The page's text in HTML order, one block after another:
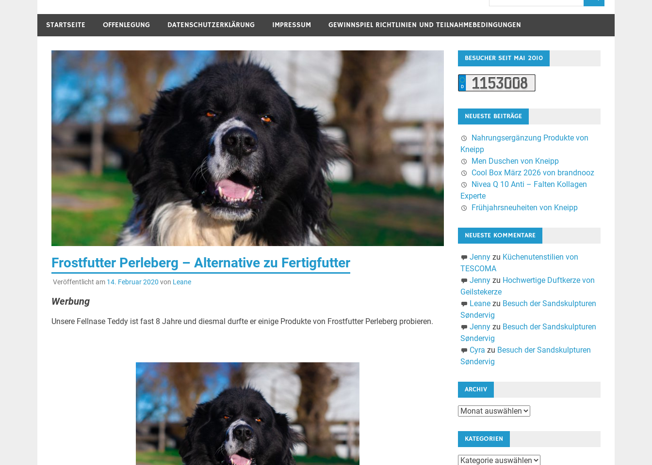
STARTSEITE OFFENLEGUNG DATENSCHUTZERKLÄRUNG IMPRESSUM GEWINNSPIEL RICHTLINIEN UND TEILNAHMEBEDINGUNGEN
Frostfutter Perleberg – Alternative zu Fertigfutter
Veröffentlicht am 14. Februar 2020 von Leane
Werbung
Unsere Fellnase Teddy ist fast 8 Jahre und diesmal durfte er einige Produkte von Frostfutter Perleberg probieren.
BESUCHER SEIT MAI 2010
NEUESTE BEITRÄGE
Nahrungsergänzung Produkte von
Kneipp
Men Duschen von Kneipp
Cool Box März 2026 von brandnooz
Nivea Q 10 Anti – Falten Kollagen
Experte
Frühjahrsneuheiten von Kneipp
NEUESTE KOMMENTARE
Jennyzu Küchenutenstilien von
TESCOMA
Jennyzu Hochwertige Duftkerze von
Geilstekerze
Leanezu Besuch der Sandskulpturen
Søndervig
Jennyzu Besuch der Sandskulpturen
Søndervig
Cyra zu Besuch der Sandskulpturen
Søndervig
ARCHIV
Archiv
KATEGORIEN
Kategorien